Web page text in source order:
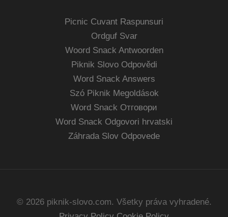
Picnic Cuvant Raspunsuri
Ordguf Svar
Woord Snack Antwoorden
Piknik Slovo Odpovědi
Word Snack Answers
Szó Piknik Megoldások
Word Snack Отговори
Word Snack Odgovori hrvatski
Záhrada Slov Odpovede
© 2026 piknik-slovo.com. Všetky práva vyhradené.